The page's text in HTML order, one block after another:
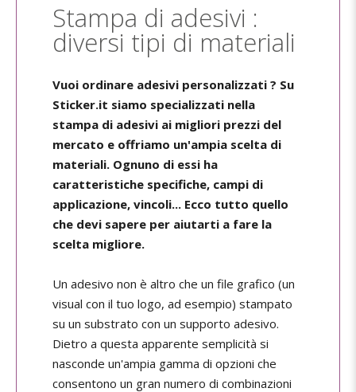
Stampa di adesivi :
diversi tipi di materiali
Vuoi ordinare adesivi personalizzati ? Su
Sticker.it siamo specializzati nella
stampa di adesivi ai migliori prezzi del
mercato e offriamo un'ampia scelta di
materiali. Ognuno di essi ha
caratteristiche specifiche, campi di
applicazione, vincoli... Ecco tutto quello
che devi sapere per aiutarti a fare la
scelta migliore.
Un adesivo non è altro che un file grafico (un
visual con il tuo logo, ad esempio) stampato
su un substrato con un supporto adesivo.
Dietro a questa apparente semplicità si
nasconde un'ampia gamma di opzioni che
consentono un gran numero di combinazioni